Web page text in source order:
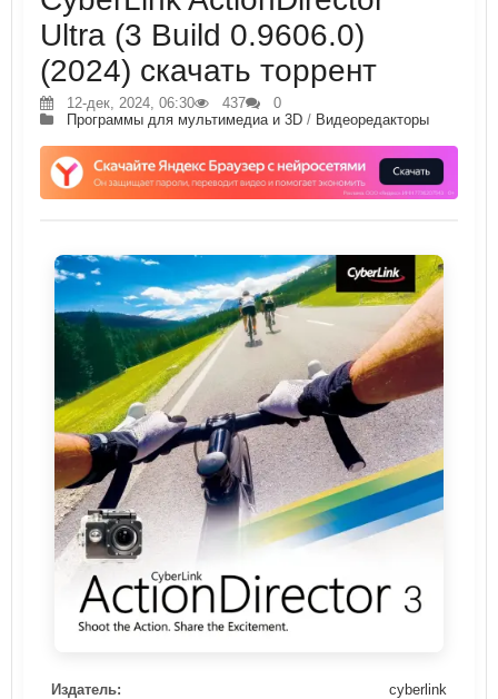
Ultra (3 Build 0.9606.0)
(2024) скачать торрент
12-дек, 2024, 06:30 437
0
Программы для мультимедиа и 3D / Видеоредакторы
Издатель: cyberlink